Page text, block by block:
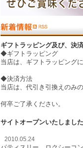
ギフトラッピング及び、決
◆ギフトラッピング
当店は、ギフトラッピング
◆決済方法
当店は、代引き引換えのみ
何卒ご了承ください。
サイトオープンいたしまし
2010.05.24